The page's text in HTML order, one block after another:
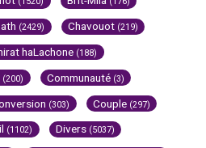
(2429) Chavouot (219)
haLachone (188)
(200) Communauté (3)
(303) Couple (297)
(1102) Divers (5037)